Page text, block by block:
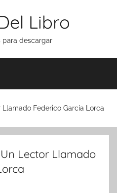
Libro
para descargar
Llamado Federico García Lorca
Lector Llamado